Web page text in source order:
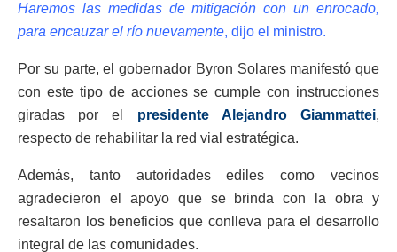
Haremos las medidas de mitigación con un enrocado,
para encauzar el río nuevamente, dijo el ministro.
Por su parte, el gobernador Byron Solares manifestó que
con este tipo de acciones se cumple con instrucciones
giradas por el
presidente Alejandro Giammattei,
respecto de rehabilitar la red vial estratégica.
Además, tanto autoridades ediles como vecinos
agradecieron el apoyo que se brinda con la obra y
resaltaron los beneficios que conlleva para el desarrollo
integral de las comunidades.